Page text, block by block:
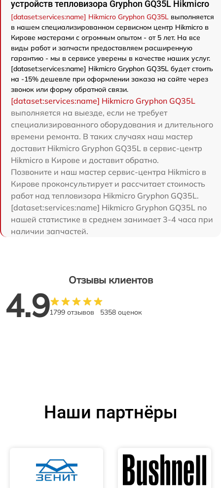
устройств тепловизора Gryphon GQ35L Hikmicro
[dataset:services:name] Hikmicro Gryphon GQ35L выполняется
в нашем специализированном сервисном центр Hikmicro в
Кирове мастерами с огромным опытом - от 5 лет. На все
виды работ и запчасти предоставляем расширенную
гарантию - мы в сервисе уверены в качестве наших услуг.
[dataset:services:name] Hikmicro Gryphon GQ35L будет стоить
на -15% дешевле при оформлении заказа на сайте через
звонок или форму обратной связи.
[dataset:services:name] Hikmicro Gryphon GQ35L
выполняется на выезде, если не требует
специализированного оборудования и длительного
времени ремонта. В таких случаях наш мастер
доставит Hikmicro Gryphon GQ35L в сервис-центр
Hikmicro в Кирове и доставит обратно.
Позвоните и наш мастер сервис-центра Hikmicro в
Кирове проконсультирует и рассчитает стоимость
работ над тепловизора Hikmicro Gryphon GQ35L.
[dataset:services:name] Hikmicro Gryphon GQ35L по
нашей статистике в среднем занимает 3-4 часа при
наличии запчастей.
Отзывы клиентов
4.91799 отзывов 5358 оценок
Наши партнёры